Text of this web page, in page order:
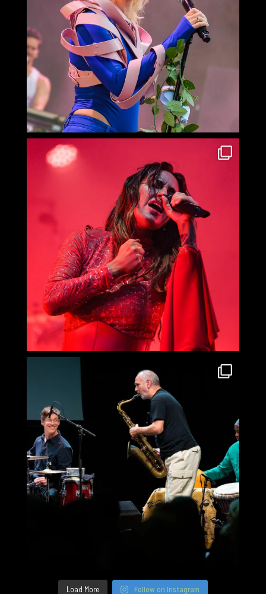
Load More Follow on Instagram